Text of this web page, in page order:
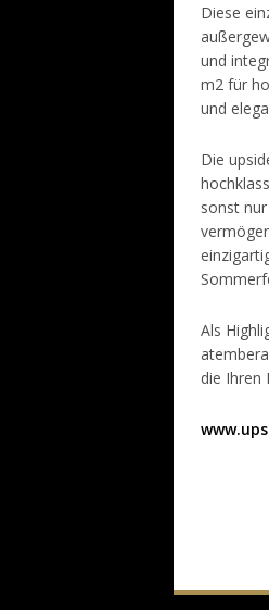
Diese
und
m2 für
und
Die
sonst
Als
die Ihren